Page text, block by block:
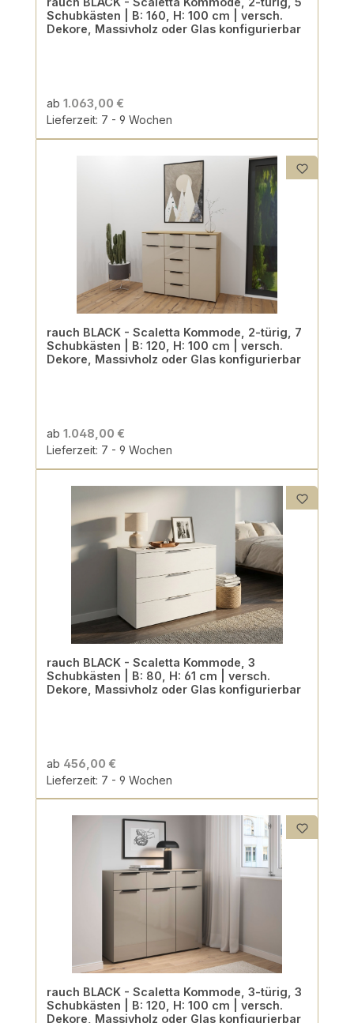
Schubkästen | B: 160, H: 100 cm | versch.
Dekore, Massivholz oder Glas konfigurierbar
ab 1.063,00 €
Lieferzeit: 7 - 9 Wochen
rauch BLACK - Scaletta Kommode, 2-türig, 7
Schubkästen | B: 120, H: 100 cm | versch.
Dekore, Massivholz oder Glas konfigurierbar
ab 1.048,00 €
Lieferzeit: 7 - 9 Wochen
rauch BLACK - Scaletta Kommode, 3
Schubkästen | B: 80, H: 61 cm | versch.
Dekore, Massivholz oder Glas konfigurierbar
ab 456,00 €
Lieferzeit: 7 - 9 Wochen
rauch BLACK - Scaletta Kommode, 3-türig, 3
Schubkästen | B: 120, H: 100 cm | versch.
Dekore, Massivholz oder Glas konfigurierbar